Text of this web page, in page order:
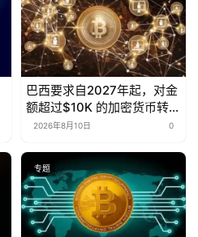
巴西要求自2027年起，对金
额超过$10K 的加密货币转账
实行24小时延迟。
2026年8月10日 0
专题